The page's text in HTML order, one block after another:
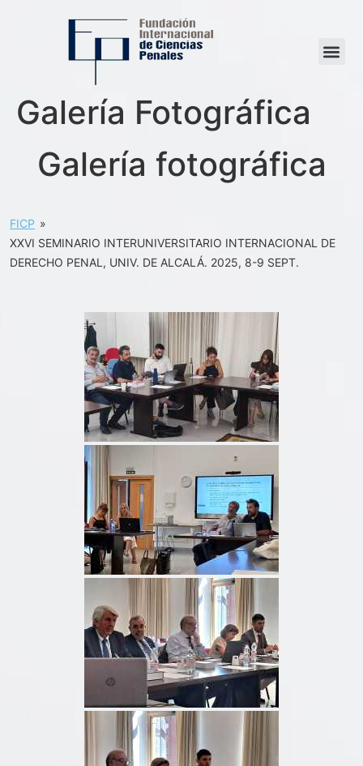
Galería Fotográfica
Galería fotográfica
FICP »
XXVI SEMINARIO INTERUNIVERSITARIO INTERNACIONAL DE
DERECHO PENAL, UNIV. DE ALCALÁ. 2025, 8-9 SEPT.